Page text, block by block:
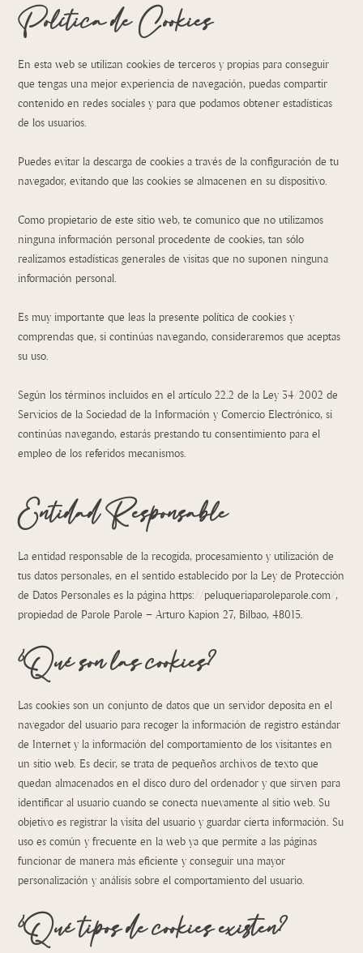
Política de Cookies
En esta web se utilizan cookies de terceros y propias para conseguir
que tengas una mejor experiencia de navegación, puedas compartir
contenido en redes sociales y para que podamos obtener estadísticas
de los usuarios.
Puedes evitar la descarga de cookies a través de la configuración de tu
navegador, evitando que las cookies se almacenen en su dispositivo.
Como propietario de este sitio web, te comunico que no utilizamos
ninguna información personal procedente de cookies, tan sólo
realizamos estadísticas generales de visitas que no suponen ninguna
información personal.
Es muy importante que leas la presente política de cookies y
comprendas que, si continúas navegando, consideraremos que aceptas
su uso.
Según los términos incluidos en el artículo 22.2 de la Ley 34/2002 de
Servicios de la Sociedad de la Información y Comercio Electrónico, si
continúas navegando, estarás prestando tu consentimiento para el
empleo de los referidos mecanismos.
Entidad Responsable
La entidad responsable de la recogida, procesamiento y utilización de
tus datos personales, en el sentido establecido por la Ley de Protección
de Datos Personales es la página https://peluqueriaparoleparole.com/,
propiedad de Parole Parole – Arturo Kapion 27, Bilbao, 48015.
¿Qué son las cookies?
Las cookies son un conjunto de datos que un servidor deposita en el
navegador del usuario para recoger la información de registro estándar
de Internet y la información del comportamiento de los visitantes en
un sitio web. Es decir, se trata de pequeños archivos de texto que
quedan almacenados en el disco duro del ordenador y que sirven para
identificar al usuario cuando se conecta nuevamente al sitio web. Su
objetivo es registrar la visita del usuario y guardar cierta información. Su
uso es común y frecuente en la web ya que permite a las páginas
funcionar de manera más eficiente y conseguir una mayor
personalización y análisis sobre el comportamiento del usuario.
¿Qué tipos de cookies existen?